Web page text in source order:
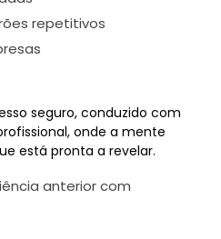
repetitivos
seguro, conduzido com
onde a mente
está pronta a revelar.
anterior com